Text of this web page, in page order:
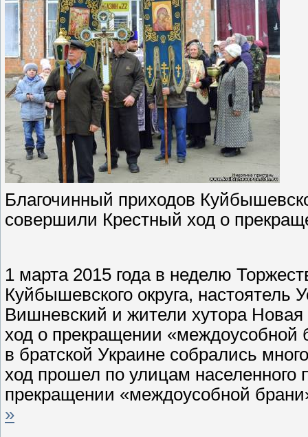
Благочинный приходов
совершили Крестный ход о
1 марта 2015 года в неделю
Куйбышевского округа, настоятель
Вишневский и жители хутора
ход о прекращении «междоусобной
в братской Украине собрались
ход прошел по улицам населенного
прекращении «междоусобной
»